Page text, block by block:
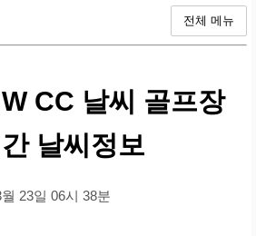
전체 메뉴
CC 날씨 골프장
날씨정보
23일 06시 38분